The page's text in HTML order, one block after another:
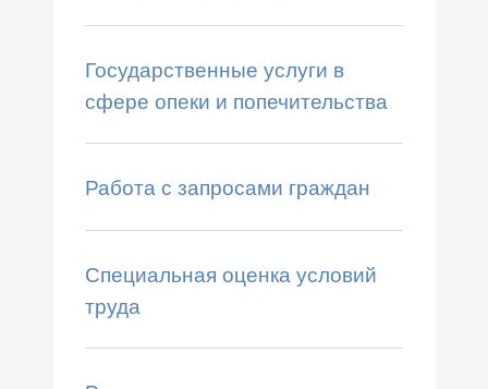
Государственные услуги в
сфере опеки и попечительства
Работа с запросами граждан
Специальная оценка условий
труда